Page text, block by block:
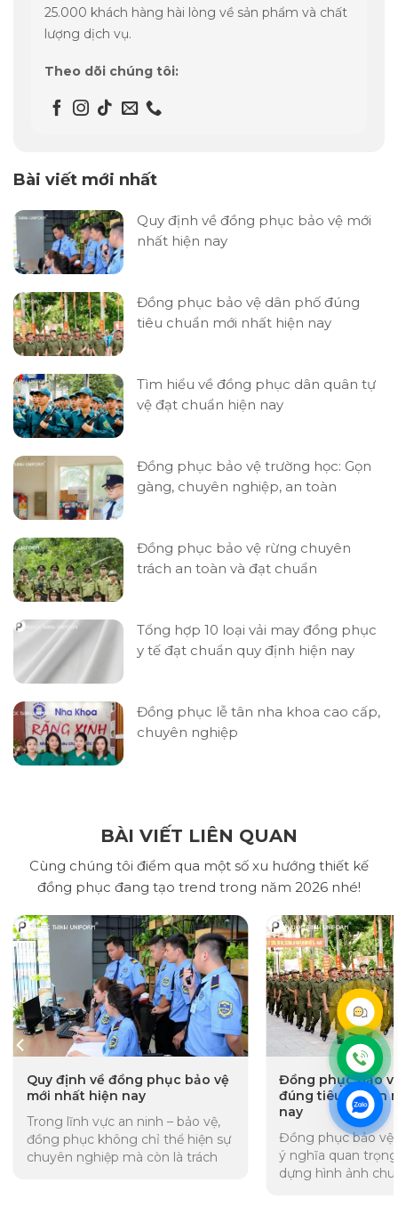
25.000 khách hàng hài lòng về sản phẩm và chất
lượng dịch vụ.
Theo dõi chúng tôi:
Bài viết mới nhất
Quy định về đồng phục bảo vệ mới
nhất hiện nay
Đồng phục bảo vệ dân phố đúng
tiêu chuẩn mới nhất hiện nay
Tìm hiểu về đồng phục dân quân tự
vệ đạt chuẩn hiện nay
Đồng phục bảo vệ trường học: Gọn
gàng, chuyên nghiệp, an toàn
Đồng phục bảo vệ rừng chuyên
trách an toàn và đạt chuẩn
Tổng hợp 10 loại vải may đồng phục
y tế đạt chuẩn quy định hiện nay
Đồng phục lễ tân nha khoa cao cấp,
chuyên nghiệp
BÀI VIẾT LIÊN QUAN
Cùng chúng tôi điểm qua một số xu hướng thiết kế
đồng phục đang tạo trend trong năm 2026 nhé!
Quy định về đồng phục bảo vệ
mới nhất hiện nay
Trong lĩnh vực an ninh – bảo vệ,
đồng phục không chỉ thể hiện sự
chuyên nghiệp mà còn là trách
Đồng phục bảo
đúng tiêu chuẩn
nay
Đồng phục bảo vệ
ý nghĩa quan
dựng hình ảnh